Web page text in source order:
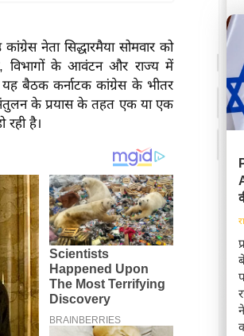
नेता सिद्धारमैया सोमवार को
विभागों के आवंटन और राज्य में
यह बैठक कर्नाटक कांग्रेस के भीतर
संतुलन के प्रयास के तहत एक या एक
रही है।